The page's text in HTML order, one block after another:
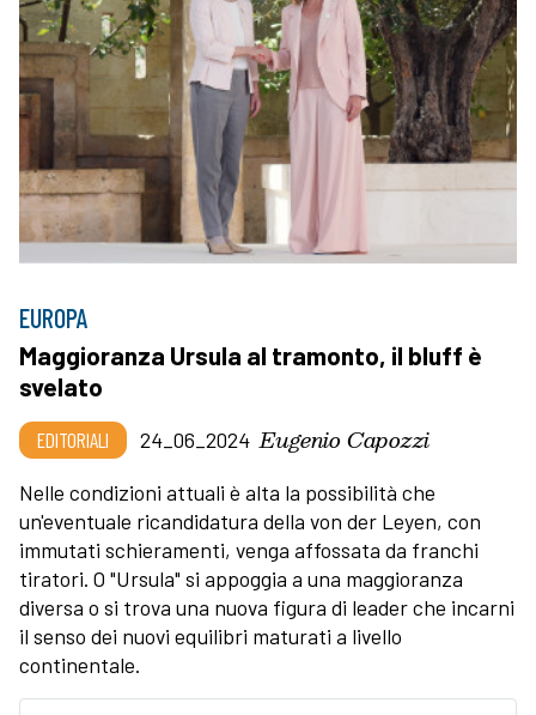
EUROPA
Maggioranza Ursula al tramonto, il bluff è
svelato
EDITORIALI 24_06_2024 Eugenio Capozzi
Nelle condizioni attuali è alta la possibilità che
un'eventuale ricandidatura della von der Leyen, con
immutati schieramenti, venga affossata da franchi
tiratori. O "Ursula" si appoggia a una maggioranza
diversa o si trova una nuova figura di leader che incarni
il senso dei nuovi equilibri maturati a livello
continentale.